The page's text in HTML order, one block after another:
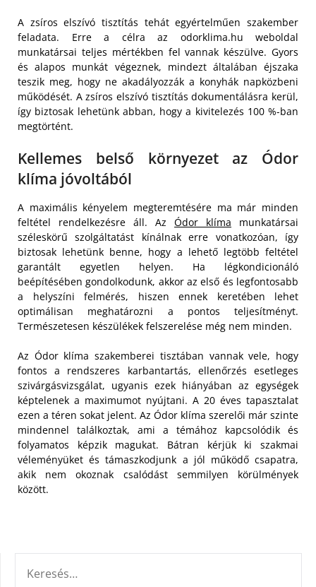
A zsíros elszívó tisztítás tehát egyértelműen szakember
feladata. Erre a célra az odorklima.hu weboldal
munkatársai teljes mértékben fel vannak készülve. Gyors
és alapos munkát végeznek, mindezt általában éjszaka
teszik meg, hogy ne akadályozzák a konyhák napközbeni
működését. A zsíros elszívó tisztítás dokumentálásra kerül,
így biztosak lehetünk abban, hogy a kivitelezés 100 %-ban
megtörtént.
Kellemes belső környezet az Ódor
klíma jóvoltából
A maximális kényelem megteremtésére ma már minden
feltétel rendelkezésre áll. Az Ódor klíma munkatársai
széleskörű szolgáltatást kínálnak erre vonatkozóan, így
biztosak lehetünk benne, hogy a lehető legtöbb feltétel
garantált egyetlen helyen. Ha légkondicionáló
beépítésében gondolkodunk, akkor az első és legfontosabb
a helyszíni felmérés, hiszen ennek keretében lehet
optimálisan meghatározni a pontos teljesítményt.
Természetesen készülékek felszerelése még nem minden.
Az Ódor klíma szakemberei tisztában vannak vele, hogy
fontos a rendszeres karbantartás, ellenőrzés esetleges
szivárgásvizsgálat, ugyanis ezek hiányában az egységek
képtelenek a maximumot nyújtani. A 20 éves tapasztalat
ezen a téren sokat jelent. Az Ódor klíma szerelői már szinte
mindennel találkoztak, ami a témához kapcsolódik és
folyamatos képzik magukat. Bátran kérjük ki szakmai
véleményüket és támaszkodjunk a jól működő csapatra,
akik nem okoznak csalódást semmilyen körülmények
között.